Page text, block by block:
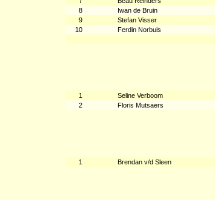
8
Iwan de Bruin
9
Stefan Visser
10
Ferdin Norbuis
1 Seline Verboom
2
Floris Mutsaers
1 Brendan v/d Sleen